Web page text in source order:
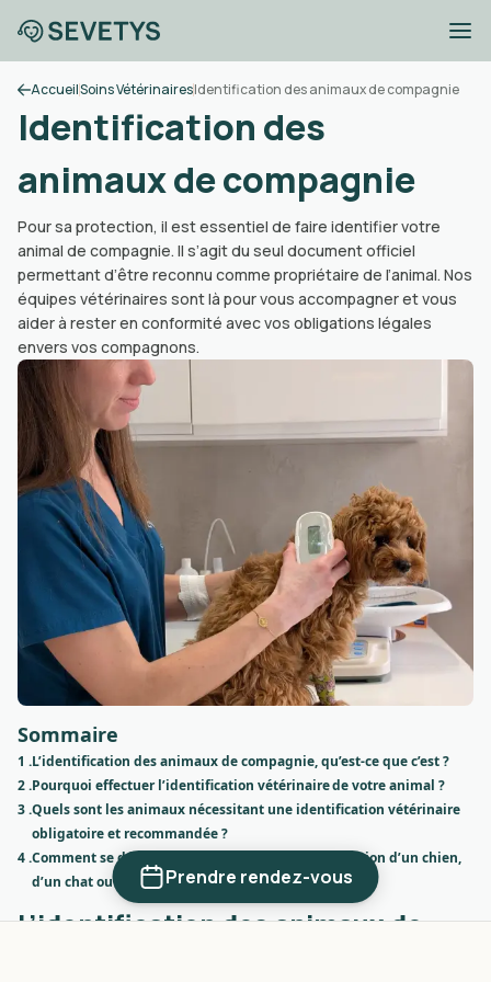
Prendre rendez-vous
AccueilSoins VétérinairesIdentification des animaux de compagnie
Identification des
animaux de compagnie
Pour sa protection, il est essentiel de faire identifier votre
animal de compagnie. Il s’agit du seul document officiel
permettant d’être reconnu comme propriétaire de l’animal. Nos
équipes vétérinaires sont là pour vous accompagner et vous
aider à rester en conformité avec vos obligations légales
envers vos compagnons.
Sommaire
1 .L’identification des animaux de compagnie, qu’est-ce que c’est ?
2 .Pourquoi effectuer l’identification vétérinaire de votre animal ?
3 .Quels sont les animaux nécessitant une identification vétérinaire
obligatoire et recommandée ?
4 .Comment se déroule une consultation d’identification d’un chien,
d’un chat ou d’un NAC ?
L’identification des animaux de